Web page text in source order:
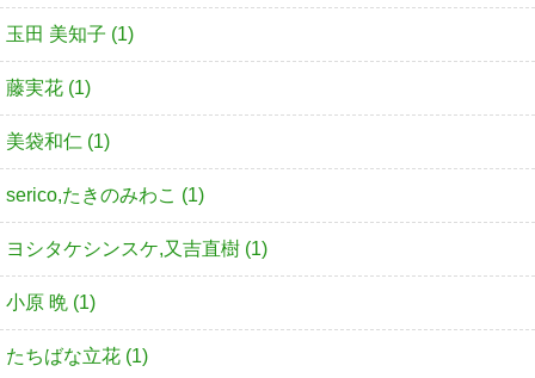
玉田 美知子 (1)
藤実花 (1)
美袋和仁 (1)
serico,たきのみわこ (1)
ヨシタケシンスケ,又吉直樹 (1)
小原 晩 (1)
たちばな立花 (1)